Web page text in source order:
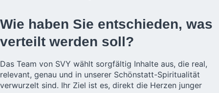
Wie haben Sie entschieden, was
verteilt werden soll?
Das Team von SVY wählt sorgfältig Inhalte aus, die real,
relevant, genau und in unserer Schönstatt-Spiritualität
verwurzelt sind. Ihr Ziel ist es, direkt die Herzen junger